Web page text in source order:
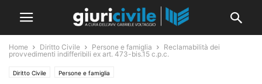
Home Diritto Civile Persone e famiglia
Reclamabilità dei
provvedimenti indifferibili ex art. 473-bis.15 c.p.c.
Diritto Civile Persone e famiglia